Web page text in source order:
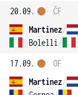
20.09.
Martinez/
Bolelli /
ČF
17.09.
Martinez/
OF